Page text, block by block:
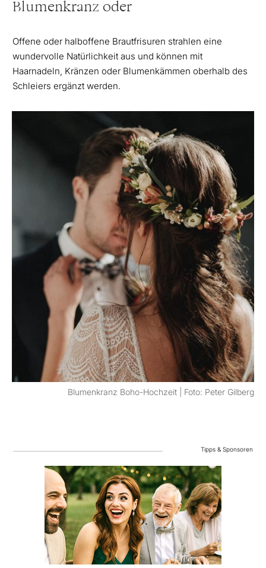
Blumenkranz oder
Offene oder halboffene Brautfrisuren strahlen eine
wundervolle Natürlichkeit aus und können mit
Haarnadeln, Kränzen oder Blumenkämmen oberhalb des
Schleiers ergänzt werden.
Blumenkranz Boho-Hochzeit | Foto: Peter Gilberg
Tipps & Sponsoren